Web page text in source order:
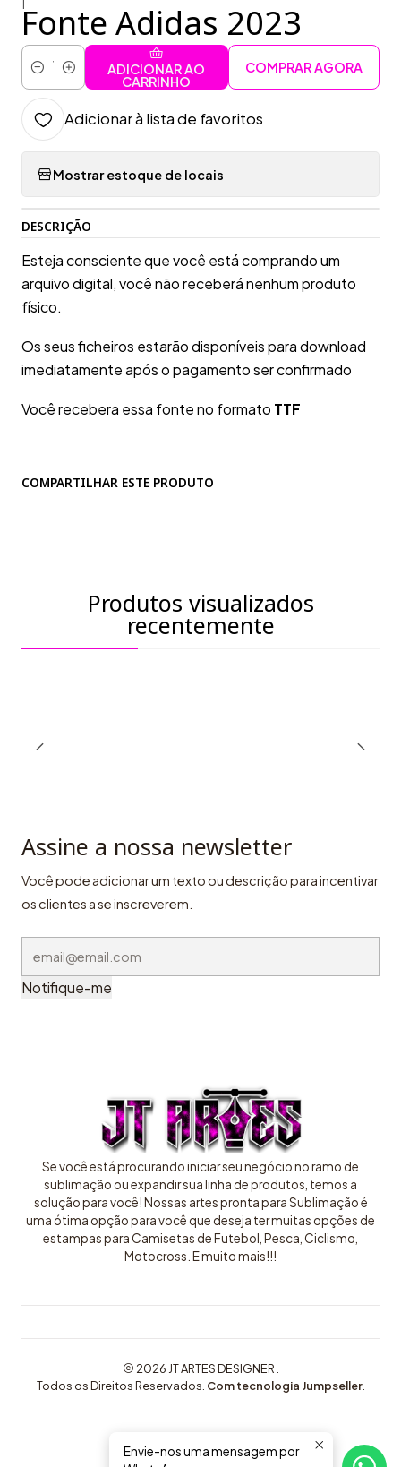
Fonte Adidas 2023
Quantidade
ADICIONAR AO
CARRINHO
COMPRAR AGORA
Adicionar à lista de favoritos
Mostrar estoque de locais
DESCRIÇÃO
Esteja consciente que você está comprando um
arquivo digital, você não receberá nenhum produto
físico.
Os seus ficheiros estarão disponíveis para download
imediatamente após o pagamento ser confirmado
Você recebera essa fonte no formato TTF
COMPARTILHAR ESTE PRODUTO
Produtos visualizados
recentemente
Assine a nossa newsletter
Você pode adicionar um texto ou descrição para incentivar
os clientes a se inscreverem.
Notifique-me
Se você está procurando iniciar seu negócio no ramo de
sublimação ou expandir sua linha de produtos, temos a
solução para você! Nossas artes pronta para Sublimação é
uma ótima opção para você que deseja ter muitas opções de
estampas para Camisetas de Futebol, Pesca, Ciclismo,
Motocross. E muito mais!!!
2026 JT ARTES DESIGNER .
Todos os Direitos Reservados. Com tecnologia Jumpseller.
Envie-nos uma mensagem por